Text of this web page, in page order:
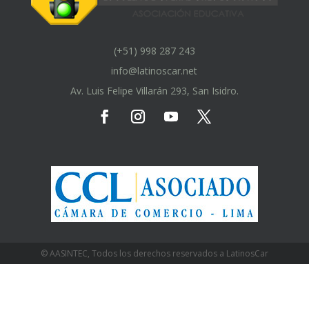
(+51) 998 287 243
info@latinoscar.net
Av. Luis Felipe Villarán 293, San Isidro.
© AASINTEC, Todos los derechos reservados a LatinosCar